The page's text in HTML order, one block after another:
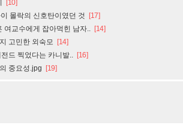
[10]
몰락의 신호탄이였던 것 [17]
여교수에게 잡아먹힌 남자.. [14]
고민한 외숙모 [14]
드 찍었다는 카니발.. [16]
중요성.jpg [19]